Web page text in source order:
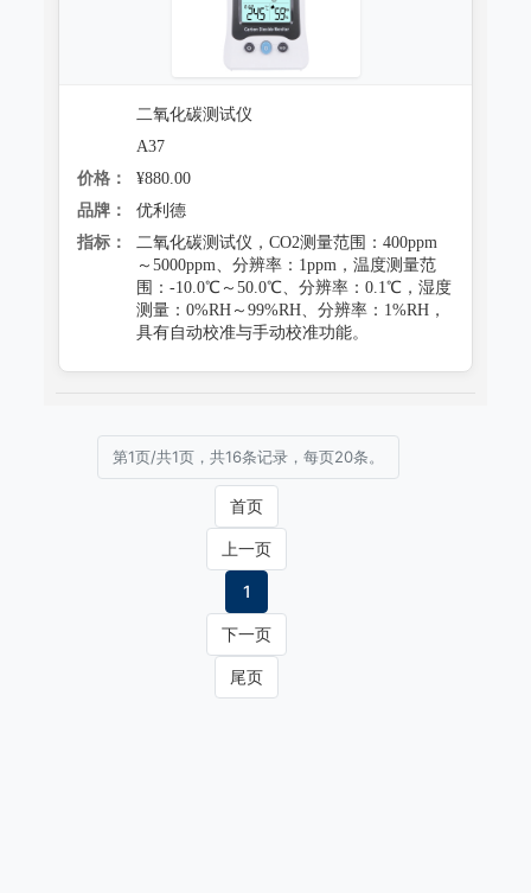
二氧化碳测试仪
A37
价格：
¥880.00
品牌：
优利德
指标：
二氧化碳测试仪，CO2测量范围：400ppm
～5000ppm、分辨率：1ppm，温度测量范
围：-10.0℃～50.0℃、分辨率：0.1℃，湿度
测量：0%RH～99%RH、分辨率：1%RH，
具有自动校准与手动校准功能。
第1页/共1页，共16条记录，每页20条。
首页
上一页
1
下一页
尾页